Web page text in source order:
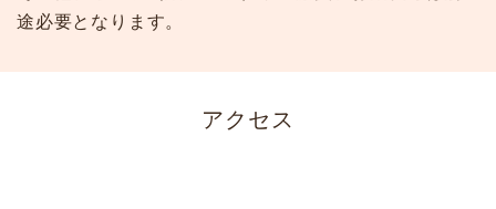
途必要となります。
アクセス